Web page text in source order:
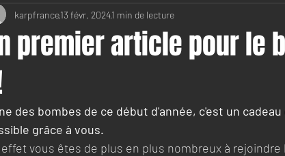
premier article pour le
karpfrance13 févr. 20241 min de lecture
des bombes de ce début d'année, c'est un
grâce à vous.
effet vous êtes de plus en plus nombreux à rejoindre